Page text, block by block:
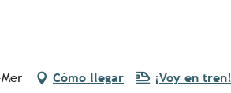
Cómo llegar ¡Voy en tren!